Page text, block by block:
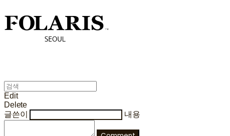
Edit
Delete
글쓴이
내용